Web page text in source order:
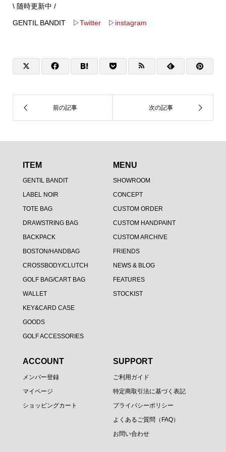
\ 随時更新中 /
GENTIL BANDIT ▷Twitter▷ instagram
ITEM
GENTIL BANDIT
LABEL NOIR
TOTE BAG
DRAWSTRING BAG
BACKPACK
BOSTON/HANDBAG
CROSSBODY/CLUTCH
GOLF BAG/CART BAG
WALLET
KEY&CARD CASE
GOODS
GOLF ACCESSORIES
MENU
SHOWROOM
CONCEPT
CUSTOM ORDER
CUSTOM HANDPAINT
CUSTOM ARCHIVE
FRIENDS
NEWS & BLOG
FEATURES
STOCKIST
ACCOUNT
メンバー登録
マイページ
ショッピングカート
SUPPORT
ご利用ガイド
特定商取引法に基づく表記
プライバシーポリシー
よくあるご質問（FAQ）
お問い合わせ